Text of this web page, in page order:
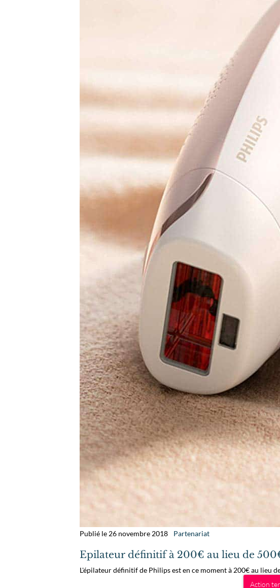
Publié le 26 novembre 2018 Partenariat
Epilateur définitif à 200€ au lieu de
L'épilateur définitif de Philips est en ce moment à 200€ au lieu
Action